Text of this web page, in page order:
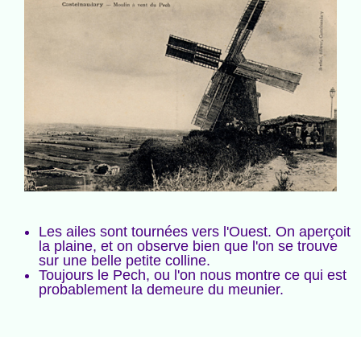
Les ailes sont tournées vers l'Ouest. On aperçoit
la plaine, et on observe bien que l'on se trouve
sur une belle petite colline.
Toujours le Pech, ou l'on nous montre ce qui est
probablement la demeure du meunier.